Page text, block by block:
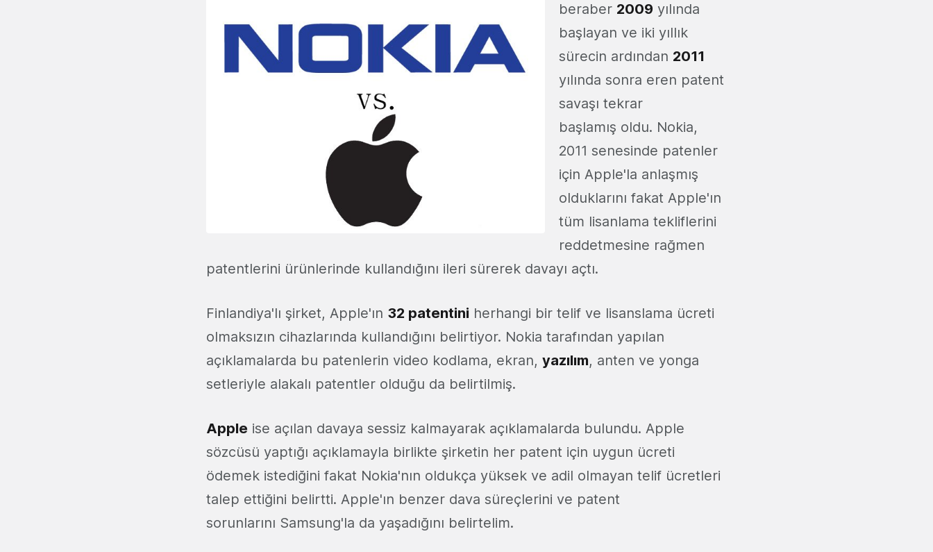
beraber 2009 yılında
başlayan ve iki yıllık
sürecin ardından 2011
yılında sonra eren patent
savaşı tekrar
başlamış oldu. Nokia,
2011 senesinde patenler
için Apple'la anlaşmış
olduklarını fakat Apple'ın
tüm lisanlama tekliflerini
reddetmesine rağmen
patentlerini ürünlerinde kullandığını ileri sürerek davayı açtı.
Finlandiya'lı şirket, Apple'ın 32 patentini herhangi bir telif ve lisanslama ücreti
olmaksızın cihazlarında kullandığını belirtiyor. Nokia tarafından yapılan
açıklamalarda bu patenlerin video kodlama, ekran, yazılım, anten ve yonga
setleriyle alakalı patentler olduğu da belirtilmiş.
Apple ise açılan davaya sessiz kalmayarak açıklamalarda bulundu. Apple
sözcüsü yaptığı açıklamayla birlikte şirketin her patent için uygun ücreti
ödemek istediğini fakat Nokia'nın oldukça yüksek ve adil olmayan telif ücretleri
talep ettiğini belirtti. Apple'ın benzer dava süreçlerini ve patent
sorunlarını Samsung'la da yaşadığını belirtelim.